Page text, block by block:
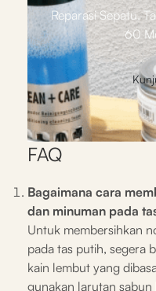
Reparasi Sepatu,
60
FAQ
Bagaimana cara
dan minuman pada
Untuk membersihkan
pada tas putih, segera
kain lembut yang
gunakan larutan